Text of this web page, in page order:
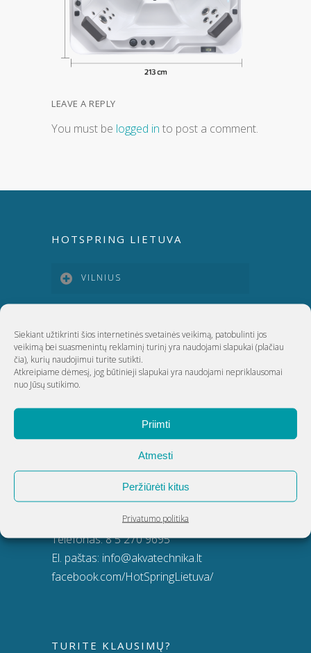
Siekiant užtikrinti šios internetinės svetainės veikimą, patobulinti jos
veikimą bei suasmenintų reklaminį turinį yra naudojami slapukai (plačiau
čia), kurių naudojimui turite sutikti.
Atkreipiame dėmesį, jog būtinieji slapukai yra naudojami nepriklausomai
nuo Jūsų sutikimo.
Priimti
Atmesti
Peržiūrėti kitus
Privatumo politika
LEAVE A REPLY
You must be logged in to post a comment.
HOTSPRING LIETUVA
VILNIUS
KLAIPĖDA
UAB Akvatechnika
Adresas: Dunojaus g. 20, Vilnius
Įmonės kodas: 124389034
PVM kodas: LT243890314
Telefonas:8 5 270 9695
El. paštas: info@akvatechnika.lt
facebook.com/HotSpringLietuva/
TURITE KLAUSIMŲ?